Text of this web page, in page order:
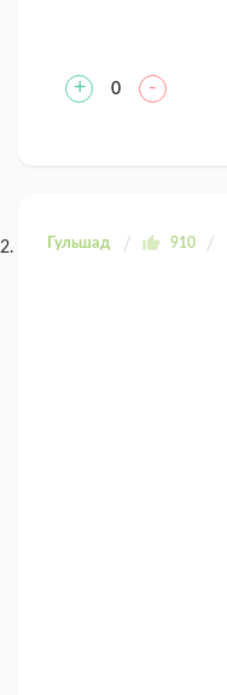
+ 0 -
Гульшад 910